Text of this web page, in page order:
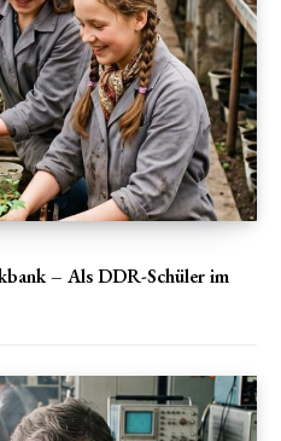
– Als DDR-Schüler im